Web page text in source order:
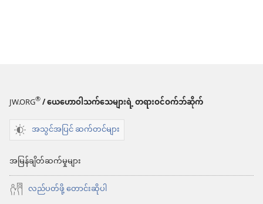
JW.ORG®/ ယေဟောဝါသက်သေများရဲ့ တရားဝင်ဝက်ဘ်ဆိုက်
အသွင်အပြင် ဆက်တင်များ
အမြန်ချိတ်ဆက်မှုများ
လည်ပတ်ဖို့ တောင်းဆိုပါ